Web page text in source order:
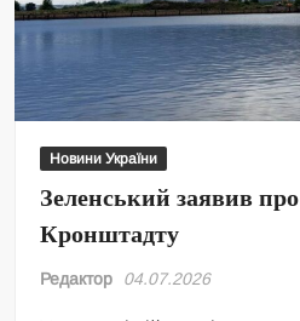
Новини України
Зеленський заявив
Кронштадту
Редактор 04.07.2026